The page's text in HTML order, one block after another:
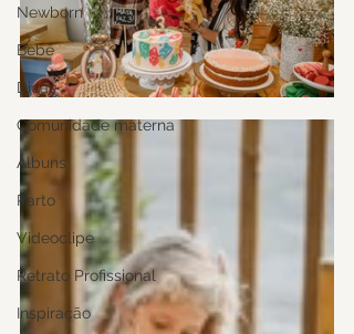
Newborn
Bebê
Dicas
Comunidade materna
Álbuns
Parto
Videoclipe
Retrato Profissional
Inspiração